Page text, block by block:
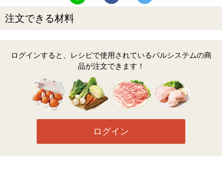
注文できる材料
ログインすると、レシピで使用されているパルシステムの商
品が注文できます！
ログイン